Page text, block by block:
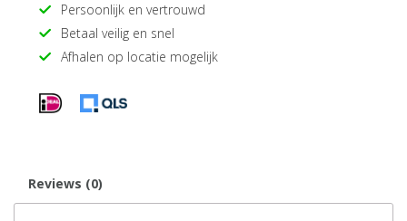
Persoonlijk en vertrouwd
Betaal veilig en snel
Afhalen op locatie mogelijk
Reviews (0)